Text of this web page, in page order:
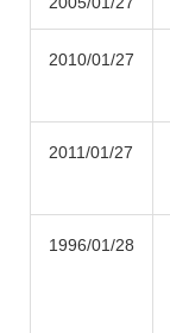
2010/01/27
2011/01/27
1996/01/28